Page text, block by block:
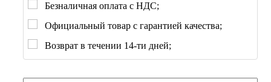
Безналичная оплата с НДС;
Официальный товар с гарантией качества;
Возврат в течении 14-ти дней;